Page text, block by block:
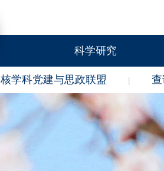
科学研究
核学科党建与思政联盟 |